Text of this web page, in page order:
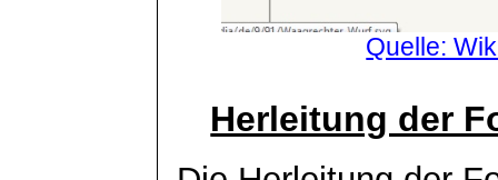
Quelle:
Herleitung der